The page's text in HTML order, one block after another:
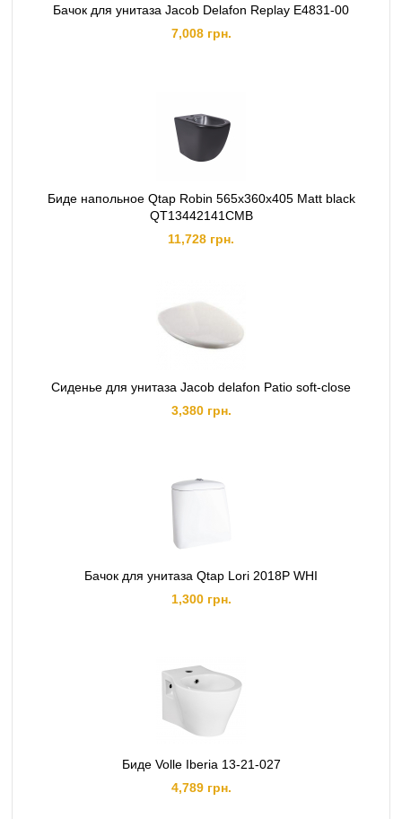
Бачок для унитаза Jacob Delafon Replay E4831-00
7,008 грн.
Биде напольное Qtap Robin 565x360x405 Matt black
QT13442141CMB
11,728 грн.
Cиденье для унитаза Jacob delafon Patio soft-close
3,380 грн.
Бачок для унитаза Qtap Lori 2018Р WHI
1,300 грн.
Биде Volle Iberia 13-21-027
4,789 грн.